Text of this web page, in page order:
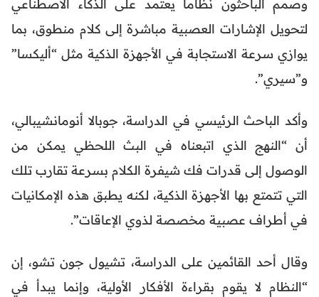
وصمم الباحثون نظاما يعتمد على الذكاء الاصطناعي
لتحويل الإشارات العصبية مباشرة إلى كلام منطوق، بما
يوازي سرعة الاستجابة في الأجهزة الذكية مثل “أليكسا”
و”سيري”.
وأكد الباحث الرئيسي في الدراسة، جوبالا أنومانشيبالي،
أن “النهج الذي اتبعناه في البث اللحظي يمكن من
الوصول إلى قدرات فك شيفرة الكلام بسرعة تقارب تلك
التي تتمتع بها الأجهزة الذكية، لكنه يطبق هذه الإمكانيات
في أطراف عصبية مخصصة لذوي الإعاقات”.
وقال أحد القائمين على الدراسة، تشيول جون تشو، إن
“النظام لا يقوم بقراءة الأفكار الأولية، وإنما يبدأ في